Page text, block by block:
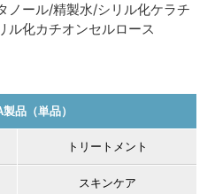
ノール/精製水/シリル化ケラチ
ル化カチオンセルロース
製品（単品）
トリートメント
スキンケア